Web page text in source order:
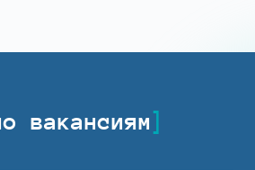
вакансиям